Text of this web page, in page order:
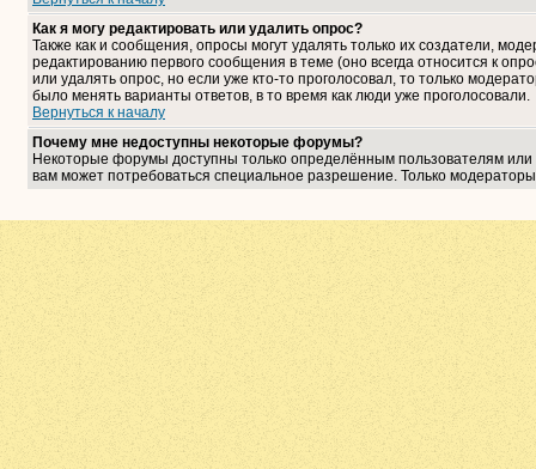
Как я могу редактировать или удалить опрос?
Также как и сообщения, опросы могут удалять только их создатели,
редактированию первого сообщения в теме (оно всегда относится к
или удалять опрос, но если уже кто-то проголосовал, то только
было менять варианты ответов, в то время как люди уже проголосовали.
Вернуться к началу
Почему мне недоступны некоторые форумы?
Некоторые форумы доступны только определённым пользователям
вам может потребоваться специальное разрешение. Только